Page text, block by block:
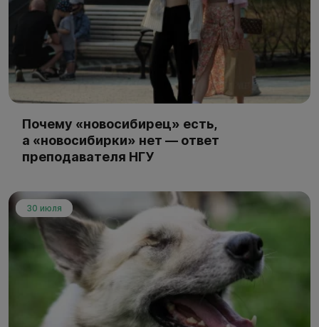
Почему «новосибирец» есть,
а «новосибирки» нет — ответ
преподавателя НГУ
30 июля